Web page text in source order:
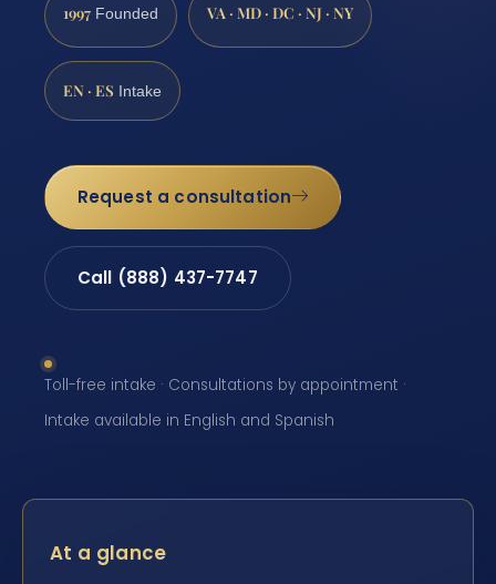
1997 Founded VA · MD · DC · NJ · NY
EN · ES Intake
Request a consultation
Call (888) 437-7747
Toll-free intake · Consultations by appointment ·
Intake available in English and Spanish
At a glance